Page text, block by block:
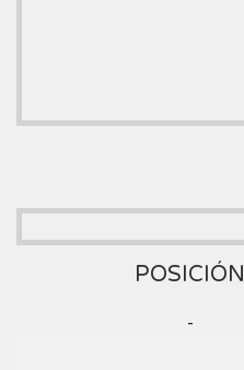
POSICIÓN
-